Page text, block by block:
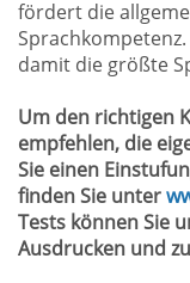
fördert die
damit die größte
Um den richtigen
empfehlen, die
Sie einen
finden Sie unter
Tests können Sie
Ausdrucken und